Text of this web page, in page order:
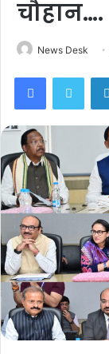
चौहान….
News Desk